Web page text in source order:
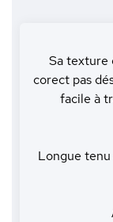
Sa texture
corect pas
facile à
Longue